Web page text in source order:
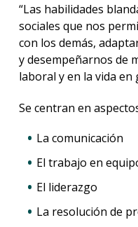
“Las habilidades
sociales que nos
con los demás,
y desempeñarnos de
laboral y en la vida en
Se centran en
La comunicación
El trabajo en
El liderazgo
La resolución de